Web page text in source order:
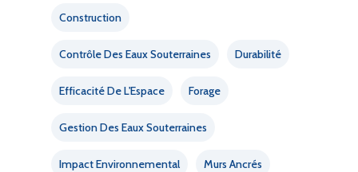
Construction
Contrôle Des Eaux Souterraines Durabilité
Efficacité De L'Espace Forage
Gestion Des Eaux Souterraines
Impact Environnemental Murs Ancrés